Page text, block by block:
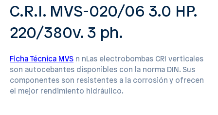
C.R.I. MVS-020/06 3.0 HP.
220/380v. 3 ph.
Ficha Técnica MVS n nLas electrobombas CRI verticales
son autocebantes disponibles con la norma DIN. Sus
componentes son resistentes a la corrosión y ofrecen
el mejor rendimiento hidráulico.